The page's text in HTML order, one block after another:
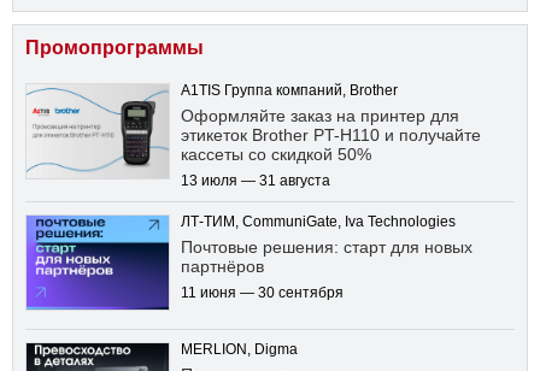
Промопрограммы
A1TIS Группа компаний, Brother
Оформляйте заказ на принтер для
этикеток Brother PT-H110 и получайте
кассеты со скидкой 50%
13 июля — 31 августа
ЛТ-ТИМ, CommuniGate, Iva Technologies
Почтовые решения: старт для новых
партнёров
11 июня — 30 сентября
MERLION, Digma